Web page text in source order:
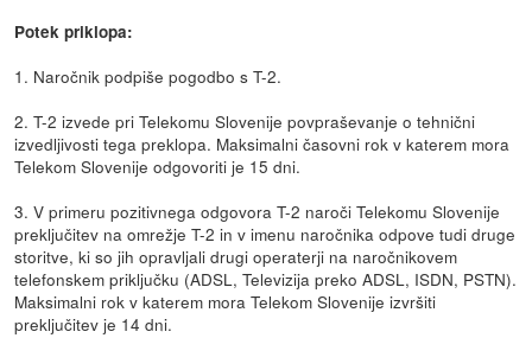
Potek priklopa:
1. Naročnik podpiše pogodbo s T-2.
2. T-2 izvede pri Telekomu Slovenije povpraševanje o tehnični
izvedljivosti tega preklopa. Maksimalni časovni rok v katerem mora
Telekom Slovenije odgovoriti je 15 dni.
3. V primeru pozitivnega odgovora T-2 naroči Telekomu Slovenije
preključitev na omrežje T-2 in v imenu naročnika odpove tudi druge
storitve, ki so jih opravljali drugi operaterji na naročnikovem
telefonskem priključku (ADSL, Televizija preko ADSL, ISDN, PSTN).
Maksimalni rok v katerem mora Telekom Slovenije izvršiti
preključitev je 14 dni.